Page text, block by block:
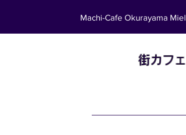
Machi-Cafe Okurayama Miel
街カフェ